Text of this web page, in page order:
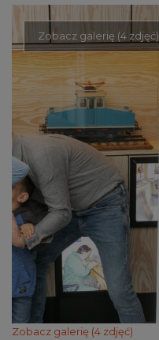
Zobacz galerię (4 zdjęć)
Zobacz galerię (4 zdjęć)